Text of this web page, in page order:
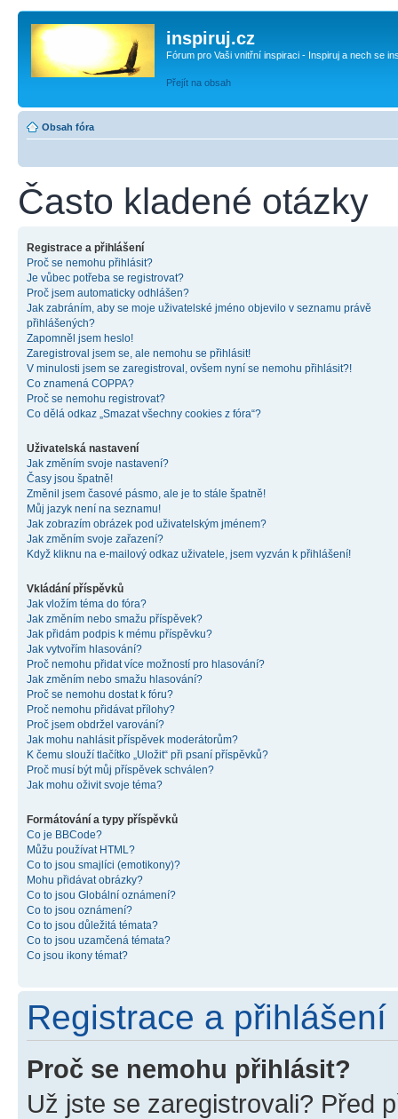
inspiruj.cz
Fórum pro Vaši vnitřní inspiraci - Inspiruj a nech se
Přejít na obsah
Obsah fóra
Často kladené otázky
Registrace a přihlášení
Proč se nemohu přihlásit?
Je vůbec potřeba se registrovat?
Proč jsem automaticky odhlášen?
Jak zabráním, aby se moje uživatelské jméno objevilo v seznamu právě
přihlášených?
Zapomněl jsem heslo!
Zaregistroval jsem se, ale nemohu se přihlásit!
V minulosti jsem se zaregistroval, ovšem nyní se nemohu přihlásit?!
Co znamená COPPA?
Proč se nemohu registrovat?
Co dělá odkaz „Smazat všechny cookies z fóra“?
Uživatelská nastavení
Jak změním svoje nastavení?
Časy jsou špatně!
Změnil jsem časové pásmo, ale je to stále špatně!
Můj jazyk není na seznamu!
Jak zobrazím obrázek pod uživatelským jménem?
Jak změním svoje zařazení?
Když kliknu na e-mailový odkaz uživatele, jsem vyzván k přihlášení!
Vkládání příspěvků
Jak vložím téma do fóra?
Jak změním nebo smažu příspěvek?
Jak přidám podpis k mému příspěvku?
Jak vytvořím hlasování?
Proč nemohu přidat více možností pro hlasování?
Jak změním nebo smažu hlasování?
Proč se nemohu dostat k fóru?
Proč nemohu přidávat přílohy?
Proč jsem obdržel varování?
Jak mohu nahlásit příspěvek moderátorům?
K čemu slouží tlačítko „Uložit“ při psaní příspěvků?
Proč musí být můj příspěvek schválen?
Jak mohu oživit svoje téma?
Formátování a typy příspěvků
Co je BBCode?
Můžu používat HTML?
Co to jsou smajlíci (emotikony)?
Mohu přidávat obrázky?
Co to jsou Globální oznámení?
Co to jsou oznámení?
Co to jsou důležitá témata?
Co to jsou uzamčená témata?
Co jsou ikony témat?
Registrace a přihlášení
Proč se nemohu přihlásit?
Už jste se zaregistrovali? Před